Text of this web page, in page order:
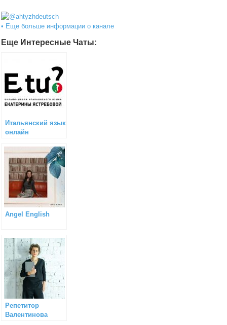
• Еще больше информации о канале
Еще Интересные Чаты:
Итальянский язык
онлайн
Angel English
Репетитор
Валентинова